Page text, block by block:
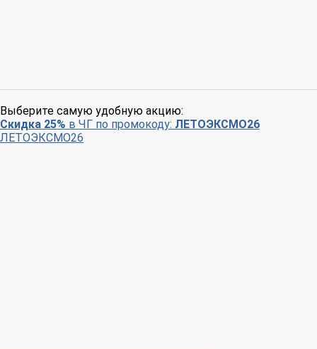
Выберите самую удобную акцию:
Скидка 25% в ЧГ по промокоду: ЛЕТОЭКСМО26
ЛЕТОЭКСМО26